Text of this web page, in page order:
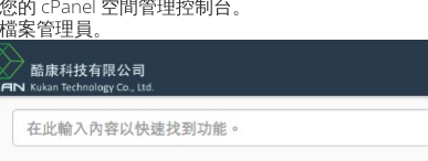
的 cPanel 空間管理控制台。
案管理員。